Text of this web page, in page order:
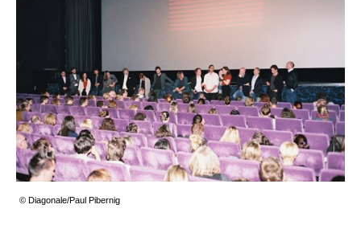
© Diagonale/Paul Pibernig